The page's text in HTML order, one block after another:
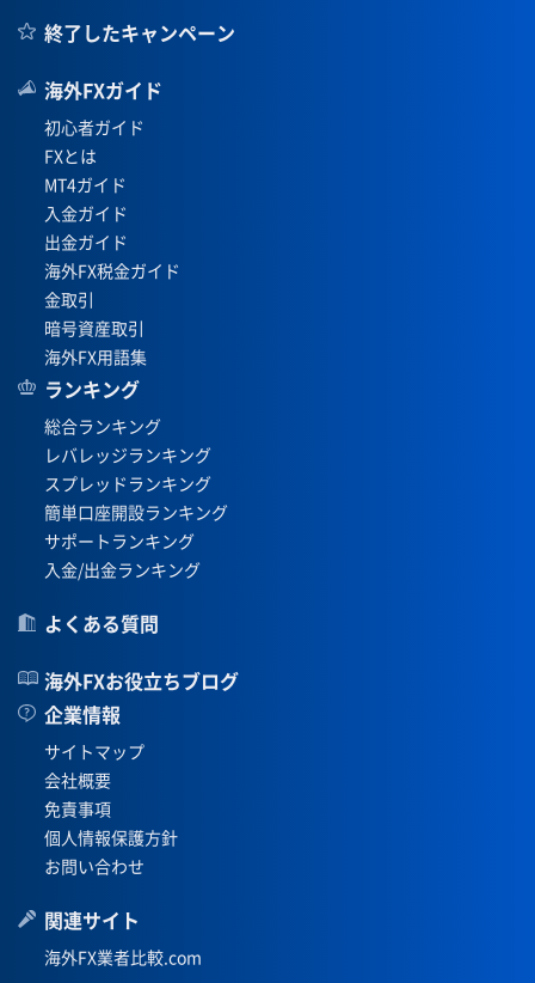
終了したキャンペーン
海外FXガイド
初心者ガイド
FXとは
MT4ガイド
入金ガイド
出金ガイド
海外FX税金ガイド
金取引
暗号資産取引
海外FX用語集
ランキング
総合ランキング
レバレッジランキング
スプレッドランキング
簡単口座開設ランキング
サポートランキング
入金/出金ランキング
よくある質問
海外FXお役立ちブログ
企業情報
サイトマップ
会社概要
免責事項
個人情報保護方針
お問い合わせ
関連サイト
海外FX業者比較.com